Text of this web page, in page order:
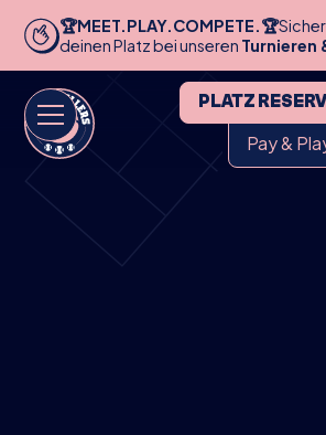
🏆MEET.PLAY.COMPETE.🏆
deinen Platz bei unseren Turnieren
PLATZ
Pay &